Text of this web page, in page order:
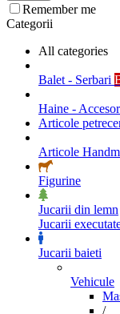
Remember me
Categorii
All categories
Balet - Serbari
Haine -
Articole
Articole
Figurine
Jucarii din lemn
Jucarii
Jucarii baieti
Vehicule
/